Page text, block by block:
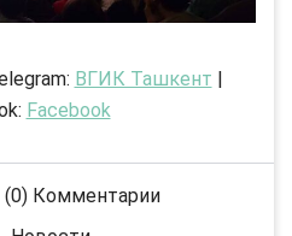
ВГИК Ташкент
Facebook
(0) Комментарии